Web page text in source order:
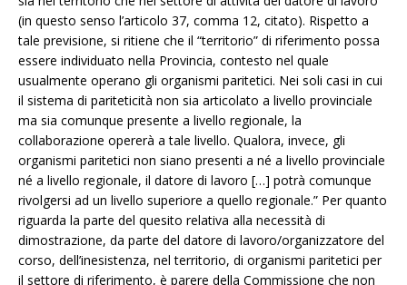
(in questo senso l’articolo 37, comma 12, citato). Rispetto a
tale previsione, si ritiene che il “territorio” di riferimento possa
essere individuato nella Provincia, contesto nel quale
usualmente operano gli organismi paritetici. Nei soli casi in cui
il sistema di pariteticità non sia articolato a livello provinciale
ma sia comunque presente a livello regionale, la
collaborazione opererà a tale livello. Qualora, invece, gli
organismi paritetici non siano presenti a né a livello provinciale
né a livello regionale, il datore di lavoro […] potrà comunque
rivolgersi ad un livello superiore a quello regionale.” Per quanto
riguarda la parte del quesito relativa alla necessità di
dimostrazione, da parte del datore di lavoro/organizzatore del
corso, dell’inesistenza, nel territorio, di organismi paritetici per
il settore di riferimento, è parere della Commissione che non